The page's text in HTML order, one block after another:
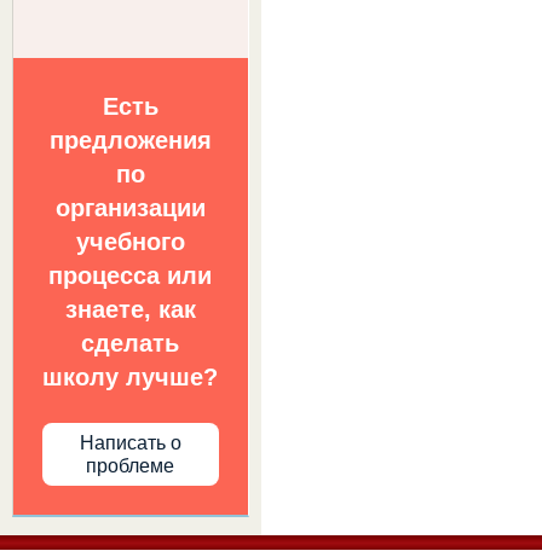
Есть
предложения
по
организации
учебного
процесса или
знаете, как
сделать
школу лучше?
Написать о
проблеме